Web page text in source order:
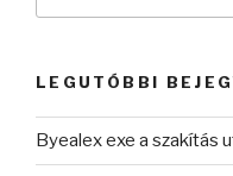
LEGUTÓBBI
Byealex exe a szakítás